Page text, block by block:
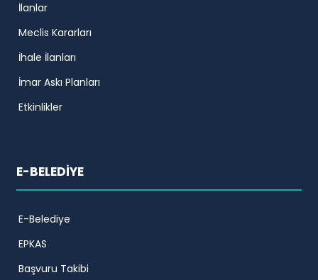
İlanlar
Meclis Kararları
İhale İlanları
İmar Askı Planları
Etkinlikler
E-BELEDİYE
E-Belediye
EPKAS
Başvuru Takibi